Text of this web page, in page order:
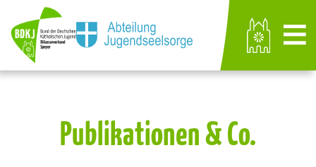
Publikationen & Co.